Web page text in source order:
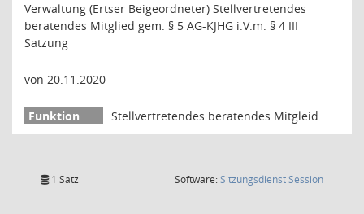
Verwaltung (Ertser Beigeordneter) Stellvertretendes
beratendes Mitglied gem. § 5 AG-KJHG i.V.m. § 4 III
Satzung
von 20.11.2020
Stellvertretendes beratendes Mitgleid
1 Satz Software:SitzungsdienstSession(Wird in